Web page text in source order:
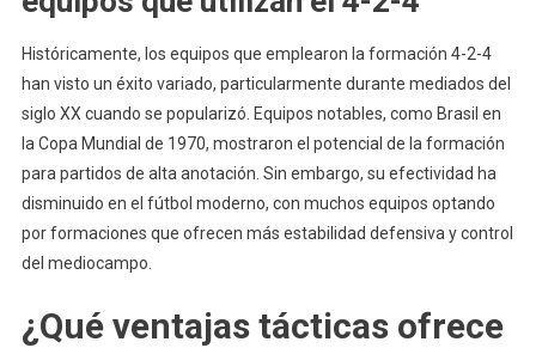
Históricamente, los equipos que emplearon la formación 4-2-4
han visto un éxito variado, particularmente durante mediados del
siglo XX cuando se popularizó. Equipos notables, como Brasil en
la Copa Mundial de 1970, mostraron el potencial de la formación
para partidos de alta anotación. Sin embargo, su efectividad ha
disminuido en el fútbol moderno, con muchos equipos optando
por formaciones que ofrecen más estabilidad defensiva y control
del mediocampo.
¿Qué ventajas tácticas ofrece